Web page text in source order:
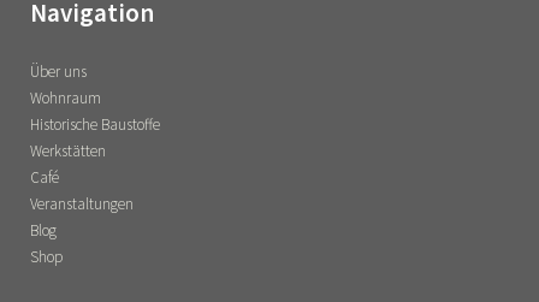
Navigation
Über uns
Wohnraum
Historische Baustoffe
Werkstätten
Café
Veranstaltungen
Blog
Shop